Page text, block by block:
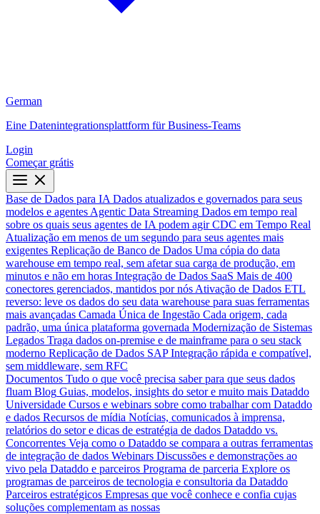
German
Eine Datenintegrationsplattform für Business-Teams
Login
Começar grátis
Base de Dados para IA Dados atualizados e governados para seus
modelos e agentes Agentic Data Streaming Dados em tempo real
sobre os quais seus agentes de IA podem agir CDC em Tempo Real
Atualização em menos de um segundo para seus agentes mais
exigentes Replicação de Banco de Dados Uma cópia do data
warehouse em tempo real, sem afetar sua carga de produção, em
minutos e não em horas Integração de Dados SaaS Mais de 400
conectores gerenciados, mantidos por nós Ativação de Dados ETL
reverso: leve os dados do seu data warehouse para suas ferramentas
mais avançadas Camada Única de Ingestão Cada origem, cada
padrão, uma única plataforma governada Modernização de Sistemas
Legados Traga dados on-premise e de mainframe para o seu stack
moderno Replicação de Dados SAP Integração rápida e compatível,
sem middleware, sem RFC
Documentos Tudo o que você precisa saber para que seus dados
fluam Blog Guias, modelos, insights do setor e muito mais Dataddo
Universidade Cursos e webinars sobre como trabalhar com Dataddo
e dados Recursos de mídia Notícias, comunicados à imprensa,
relatórios do setor e dicas de estratégia de dados Dataddo vs.
Concorrentes Veja como o Dataddo se compara a outras ferramentas
de integração de dados Webinars Discussões e demonstrações ao
vivo pela Dataddo e parceiros Programa de parceria Explore os
programas de parceiros de tecnologia e consultoria da Dataddo
Parceiros estratégicos Empresas que você conhece e confia cujas
soluções complementam as nossas